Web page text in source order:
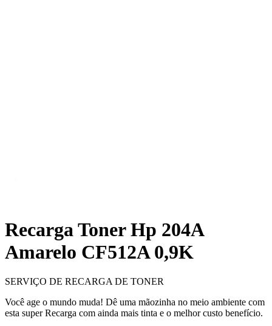
Recarga Toner Hp 204A
Amarelo CF512A 0,9K
SERVIÇO DE RECARGA DE TONER
Você age o mundo muda! Dê uma mãozinha no meio ambiente com
esta super Recarga com ainda mais tinta e o melhor custo benefício.